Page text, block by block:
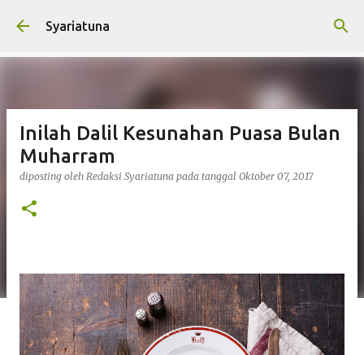
Langsung ke konten utama
Syariatuna
Inilah Dalil Kesunahan Puasa Bulan
Muharram
diposting oleh Redaksi Syariatuna pada tanggal Oktober 07, 2017